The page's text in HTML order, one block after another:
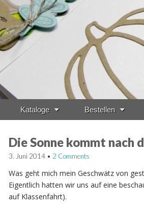
Kataloge Bestellen
Die Sonne kommt nach
3. Juni 2014• 2 Comments
Was geht mich mein Geschwätz von
Eigentlich hatten wir uns auf eine
auf Klassenfahrt).